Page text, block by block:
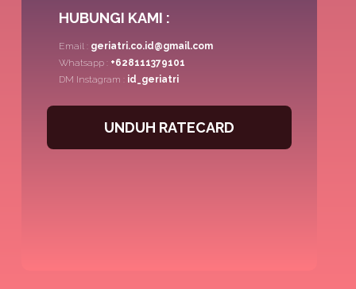
HUBUNGI KAMI :
Email : geriatri.co.id@gmail.com
Whatsapp : +628111379101
DM Instagram : id_geriatri
UNDUH RATECARD